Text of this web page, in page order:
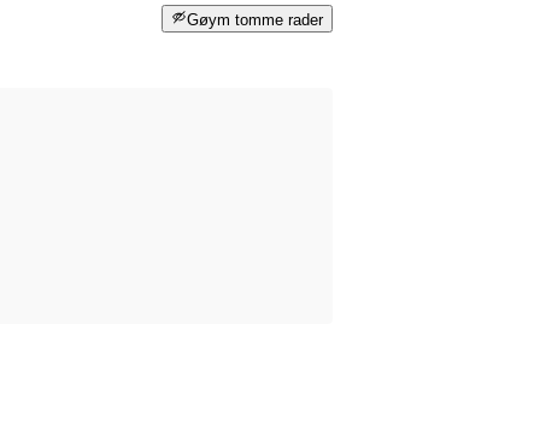
Gøym tomme rader